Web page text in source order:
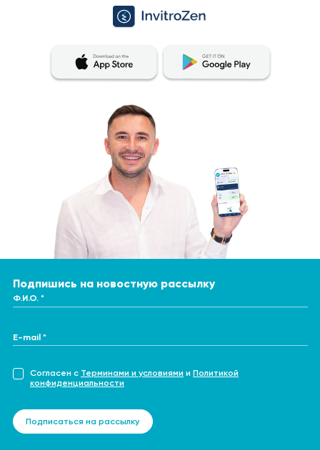
Подпишись на новостную рассылку
Ф.И.О. *
E-mail *
Согласен с Терминами и условиями и Политикой
конфиденциальности
Подписаться на рассылку